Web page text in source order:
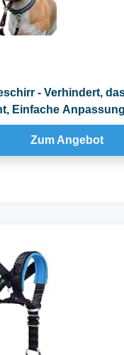
- Verhindert,
Einfache
Zum Angebot